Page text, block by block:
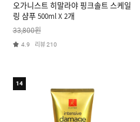
오가니스트 히말라야 핑크솔트 스케일
링 샴푸 500ml X 2개
33,800원
4.9 리뷰210
14